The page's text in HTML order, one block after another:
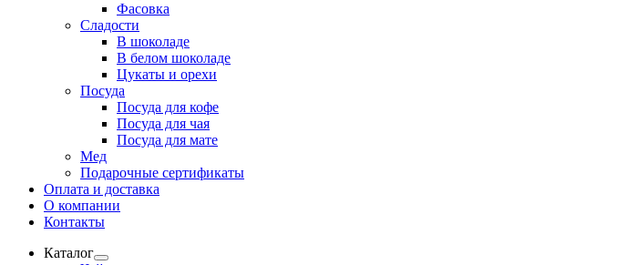
Фасовка
Сладости
В шоколаде
В белом шоколаде
Цукаты и орехи
Посуда
Посуда для кофе
Посуда для чая
Посуда для мате
Мед
Подарочные сертификаты
Оплата и доставка
О компании
Контакты
Каталог